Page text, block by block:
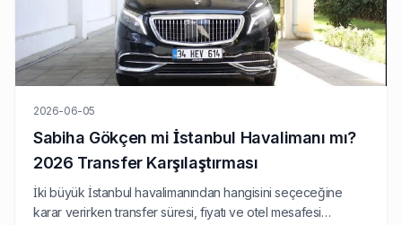
2026-06-05
Sabiha Gökçen mi İstanbul Havalimanı mı?
2026 Transfer Karşılaştırması
İki büyük İstanbul havalimanından hangisini seçeceğine
karar verirken transfer süresi, fiyatı ve otel mesafesi